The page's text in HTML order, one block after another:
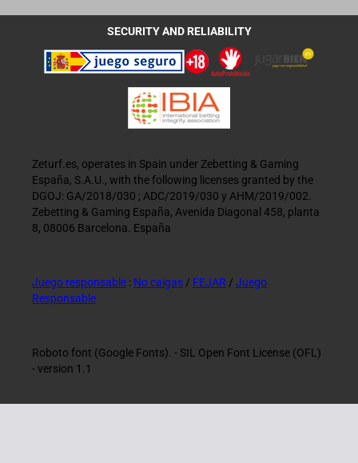
SECURITY AND RELIABILITY
Zeturf.es, operates in Spain under Zebetting & Gaming
España, S.A.U., with the following licenses granted by the
DGOJ: GA/2018/030 ; ADC/2019/030 y AHM/2019/002.
Zebetting & Gaming España, Avenida Diagonal 458, planta
8, 08006 Barcelona. España
Juego responsable : No caigas / FEJAR / Juego
Responsable
Roboto font (Google Fonts). - SIL Open Font License (OFL)
- version 1.1